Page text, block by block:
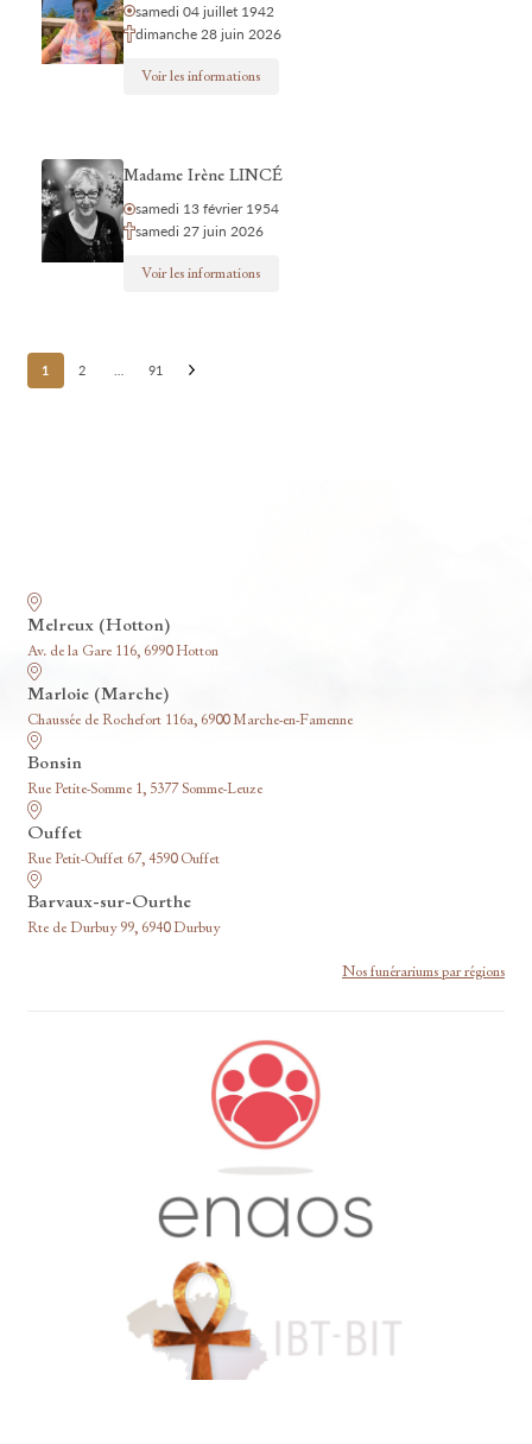
samedi 04 juillet 1942
dimanche 28 juin 2026
Voir les informations
Madame Irène LINCÉ
samedi 13 février 1954
samedi 27 juin 2026
Voir les informations
Posts
pagination
1 2 91
Melreux (Hotton)
Av. de la Gare 116, 6990 Hotton
Marloie (Marche)
Chaussée de Rochefort 116a, 6900 Marche-en-Famenne
Bonsin
Rue Petite-Somme 1, 5377 Somme-Leuze
Ouffet
Rue Petit-Ouffet 67, 4590 Ouffet
Barvaux-sur-Ourthe
Rte de Durbuy 99, 6940 Durbuy
Nos funérariums par régions